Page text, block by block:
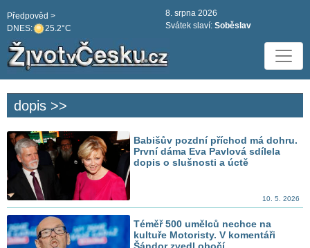
DNES: 25.2°C
Předpověd >
8. srpna 2026
Svátek slaví: Soběslav
dopis >>
Babišův pozdní příchod má dohru.
První dáma Eva Pavlová sdílela
dopis o slušnosti a úctě
10. 5. 2026
Téměř 500 umělců nechce na
kultuře Motoristy. V komentáři